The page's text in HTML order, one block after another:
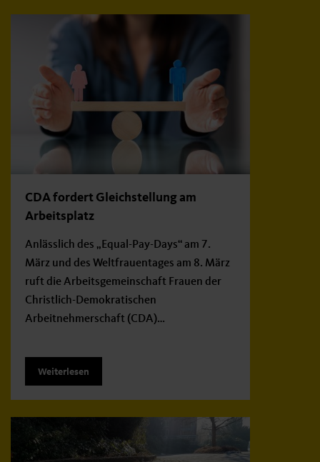
CDA fordert Gleichstellung am
Arbeitsplatz
Anlässlich des „Equal-Pay-Days“ am 7.
März und des Weltfrauentages am 8. März
ruft die Arbeitsgemeinschaft Frauen der
Christlich-Demokratischen
Arbeitnehmerschaft (CDA)…
Weiterlesen